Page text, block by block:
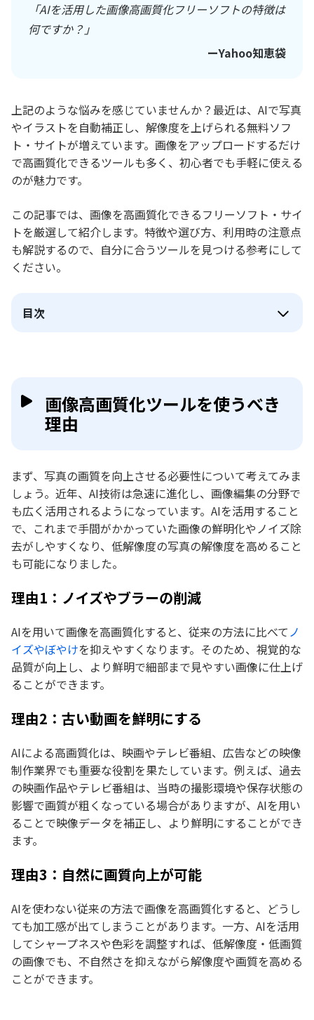
「AIを活用した画像高画質化フリーソフトの特徴は
何ですか？」
ーYahoo知恵袋
上記のような悩みを感じていませんか？最近は、AIで写真
やイラストを自動補正し、解像度を上げられる無料ソフ
ト・サイトが増えています。画像をアップロードするだけ
で高画質化できるツールも多く、初心者でも手軽に使える
のが魅力です。
この記事では、画像を高画質化できるフリーソフト・サイ
トを厳選して紹介します。特徴や選び方、利用時の注意点
も解説するので、自分に合うツールを見つける参考にして
ください。
目次
画像高画質化ツールを使うべき
理由
まず、写真の画質を向上させる必要性について考えてみま
しょう。近年、AI技術は急速に進化し、画像編集の分野で
も広く活用されるようになっています。AIを活用すること
で、これまで手間がかかっていた画像の鮮明化やノイズ除
去がしやすくなり、低解像度の写真の解像度を高めること
も可能になりました。
理由1：ノイズやブラーの削減
AIを用いて画像を高画質化すると、従来の方法に比べてノ
イズやぼやけを抑えやすくなります。そのため、視覚的な
品質が向上し、より鮮明で細部まで見やすい画像に仕上げ
ることができます。
理由2：古い動画を鮮明にする
AIによる高画質化は、映画やテレビ番組、広告などの映像
制作業界でも重要な役割を果たしています。例えば、過去
の映画作品やテレビ番組は、当時の撮影環境や保存状態の
影響で画質が粗くなっている場合がありますが、AIを用い
ることで映像データを補正し、より鮮明にすることができ
ます。
理由3：自然に画質向上が可能
AIを使わない従来の方法で画像を高画質化すると、どうし
ても加工感が出てしまうことがあります。一方、AIを活用
してシャープネスや色彩を調整すれば、低解像度・低画質
の画像でも、不自然さを抑えながら解像度や画質を高める
ことができます。